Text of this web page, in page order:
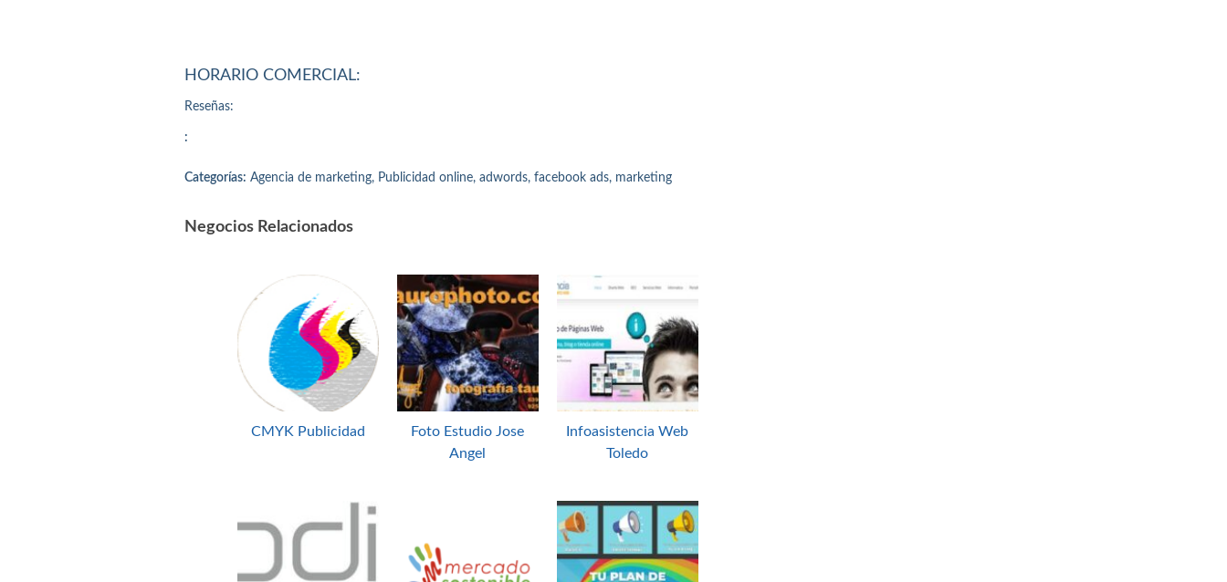
HORARIO COMERCIAL:
Reseñas:
:
Categorías: Agencia de marketing, Publicidad online, adwords, facebook ads, marketing
Negocios Relacionados
CMYK Publicidad
Foto Estudio Jose
Angel
Infoasistencia Web
Toledo